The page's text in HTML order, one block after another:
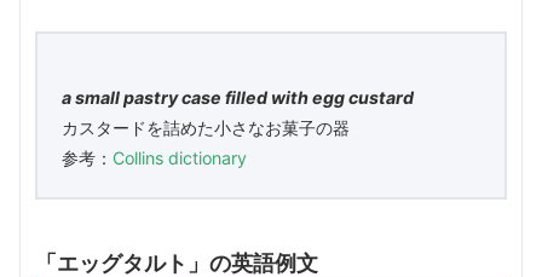
a small pastry case filled with egg custard
カスタードを詰めた小さなお菓子の器
参考： Collins dictionary
「エッグタルト」の英語例文